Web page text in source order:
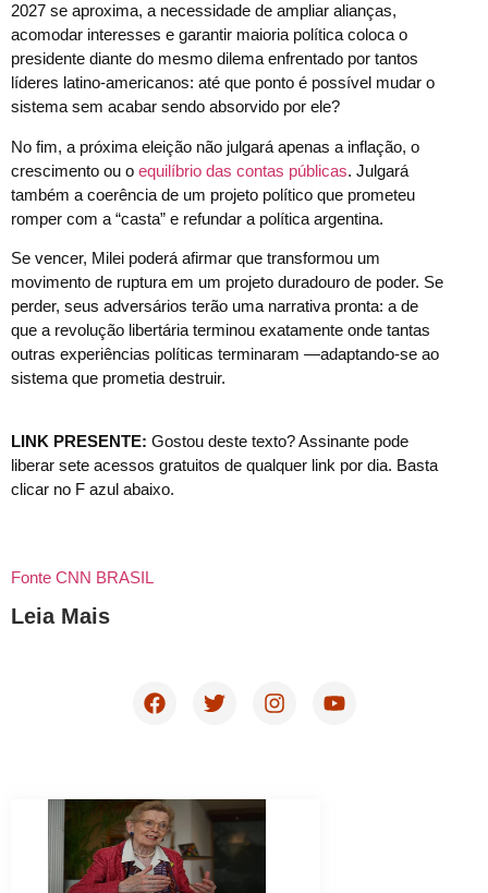
2027 se aproxima, a necessidade de ampliar alianças,
acomodar interesses e garantir maioria política coloca o
presidente diante do mesmo dilema enfrentado por tantos
líderes latino-americanos: até que ponto é possível mudar o
sistema sem acabar sendo absorvido por ele?
No fim, a próxima eleição não julgará apenas a inflação, o
crescimento ou o equilíbrio das contas públicas. Julgará
também a coerência de um projeto político que prometeu
romper com a “casta” e refundar a política argentina.
Se vencer, Milei poderá afirmar que transformou um
movimento de ruptura em um projeto duradouro de poder. Se
perder, seus adversários terão uma narrativa pronta: a de
que a revolução libertária terminou exatamente onde tantas
outras experiências políticas terminaram —adaptando-se ao
sistema que prometia destruir.
LINK PRESENTE: Gostou deste texto? Assinante pode
liberar sete acessos gratuitos de qualquer link por dia. Basta
clicar no F azul abaixo.
Fonte CNN BRASIL
Leia Mais